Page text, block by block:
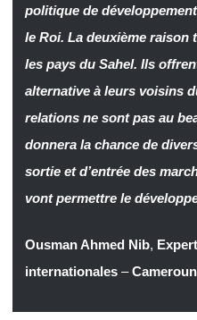
politique de
le Roi. La deuxième raison
les pays du Sahel. Ils
alternative à leurs voisins
relations ne sont pas au
donnera la chance de
sortie et d’entrée des
vont permettre le
Ousman Ahmed Nib,
internationales–Cameroun